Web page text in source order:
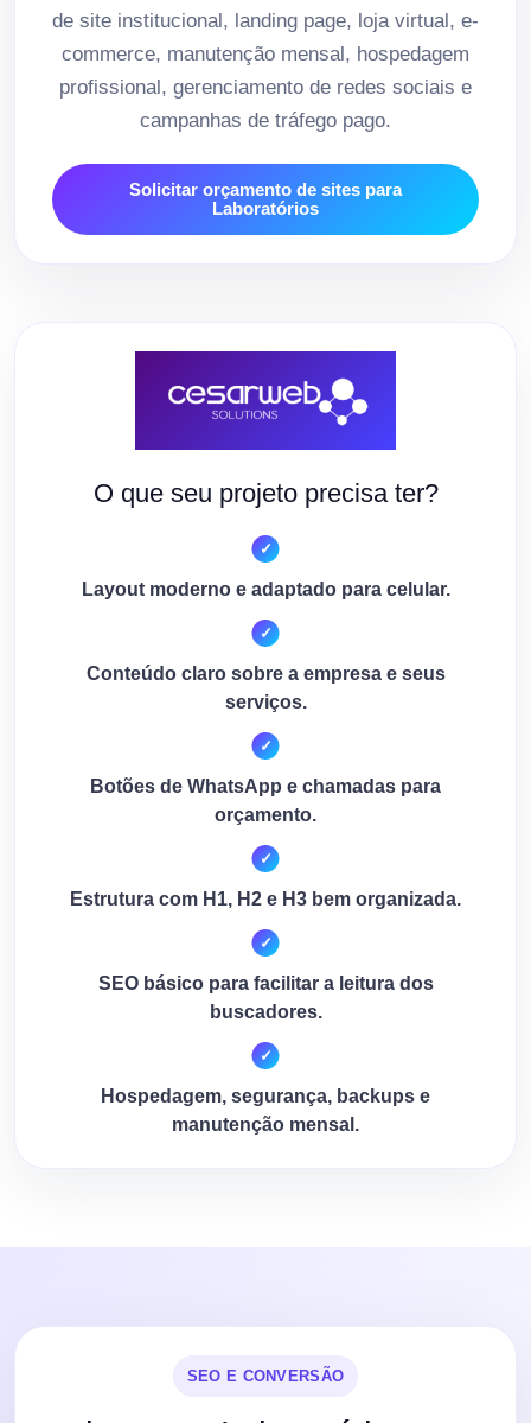
de site institucional, landing page, loja virtual, e-
commerce, manutenção mensal, hospedagem
profissional, gerenciamento de redes sociais e
campanhas de tráfego pago.
Solicitar orçamento de sites para
Laboratórios
O que seu projeto precisa ter?
Layout moderno e adaptado para celular.
Conteúdo claro sobre a empresa e seus
serviços.
Botões de WhatsApp e chamadas para
orçamento.
Estrutura com H1, H2 e H3 bem organizada.
SEO básico para facilitar a leitura dos
buscadores.
Hospedagem, segurança, backups e
manutenção mensal.
SEO E CONVERSÃO